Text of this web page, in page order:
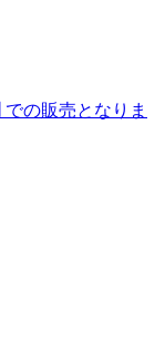
での販売となりま